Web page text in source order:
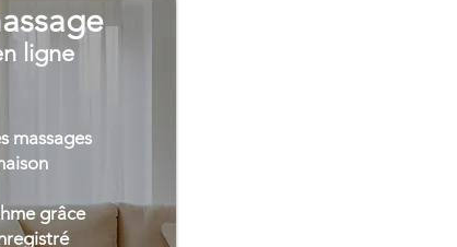
ligne
massages
grâce